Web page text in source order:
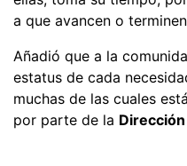
a que avancen o
Añadió que a la
estatus de cada
muchas de las cuales
por parte de la